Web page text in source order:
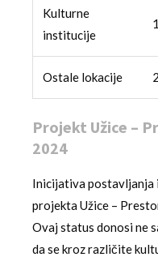
Kulturne
institucije
1
Ostale lokacije 2
Projekt Užice –
2024
Inicijativa postavljanja
projekta Užice –
Ovaj status donosi ne
da se kroz različite